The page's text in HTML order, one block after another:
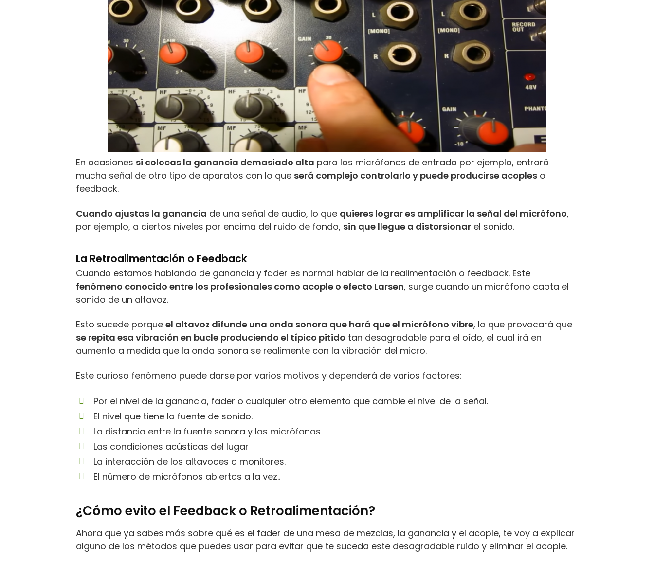
En ocasiones si colocas la ganancia demasiado alta para los micrófonos de entrada por ejemplo, entrará
mucha señal de otro tipo de aparatos con lo que será complejo controlarlo y puede producirse acoples o
feedback.
Cuando ajustas la ganancia de una señal de audio, lo que quieres lograr es amplificar la señal del micrófono,
por ejemplo, a ciertos niveles por encima del ruido de fondo, sin que llegue a distorsionar el sonido.
La Retroalimentación o Feedback
Cuando estamos hablando de ganancia y fader es normal hablar de la realimentación o feedback. Este
fenómeno conocido entre los profesionales como acople o efecto Larsen, surge cuando un micrófono capta el
sonido de un altavoz.
Esto sucede porque el altavoz difunde una onda sonora que hará que el micrófono vibre, lo que provocará que
se repita esa vibración en bucle produciendo el típico pitido tan desagradable para el oído, el cual irá en
aumento a medida que la onda sonora se realimente con la vibración del micro.
Este curioso fenómeno puede darse por varios motivos y dependerá de varios factores:
Por el nivel de la ganancia, fader o cualquier otro elemento que cambie el nivel de la señal.
El nivel que tiene la fuente de sonido.
La distancia entre la fuente sonora y los micrófonos
Las condiciones acústicas del lugar
La interacción de los altavoces o monitores.
El número de micrófonos abiertos a la vez..
¿Cómo evito el Feedback o Retroalimentación?
Ahora que ya sabes más sobre qué es el fader de una mesa de mezclas, la ganancia y el acople, te voy a explicar
alguno de los métodos que puedes usar para evitar que te suceda este desagradable ruido y eliminar el acople.